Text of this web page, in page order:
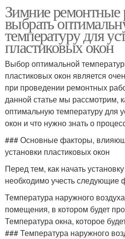
Зимние ремонтные
выбрать
температуру для
пластиковых окон
Выбор оптимальной
пластиковых окон является
при проведении ремонтных
данной статье мы рассмотрим,
оптимальную температуру для
окон и что нужно знать о
### Основные факторы,
установки пластиковых окон
Перед тем, как начать
необходимо учесть следующие
Температура наружного
помещения, в котором будет
Температура окна, которое
### Температура наружного